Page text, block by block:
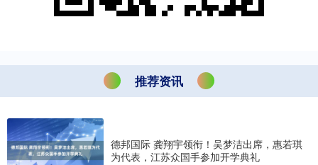
推荐资讯
德邦国际 龚翔宇领衔！吴梦洁出席，惠若琪
为代表，江苏众国手参加开学典礼